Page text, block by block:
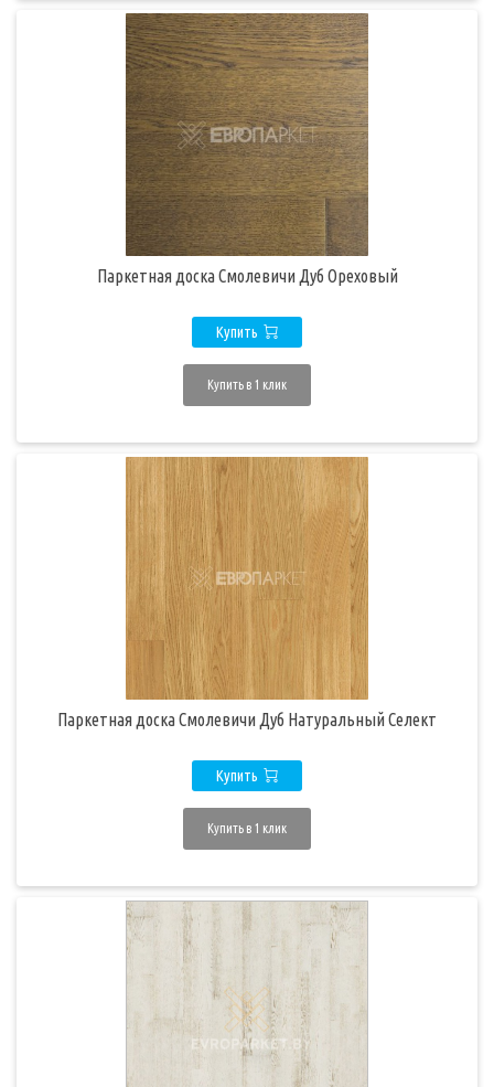
Паркетная доска Смолевичи Дуб Ореховый
Купить
Купить в 1 клик
Паркетная доска Смолевичи Дуб Натуральный Селект
Купить
Купить в 1 клик